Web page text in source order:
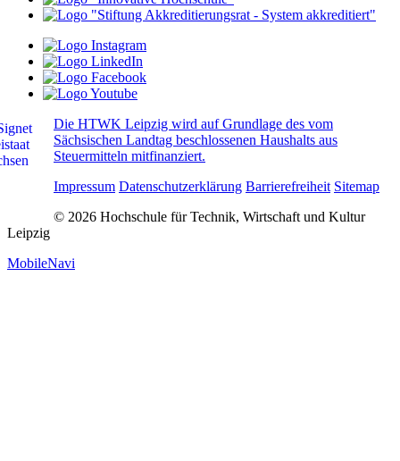
Die HTWK Leipzig wird auf Grundlage des vom
Sächsischen Landtag beschlossenen Haushalts aus
Steuermitteln mitfinanziert.
Impressum Datenschutzerklärung Barrierefreiheit Sitemap
© 2026 Hochschule für Technik, Wirtschaft und Kultur
Leipzig
MobileNavi